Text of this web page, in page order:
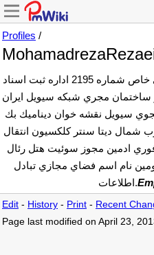
Profiles /
شركت "بنيان سازان شمال‏"‏ سهامي خاص شماره 2195 اداره ثبت اسناد
ساختمان مجري شبكه سيويل ايران
سيويل نقشه خوان ديناميك بك
شمال ديتا سنتر كلكسيون انتقال
فوري ادمين مجوز سوئيت هتل رئال
نام اسم فضاي مجازي تبادل
اطلاعات.
Edit - History - Print - Recent
Page last modified on April 23,